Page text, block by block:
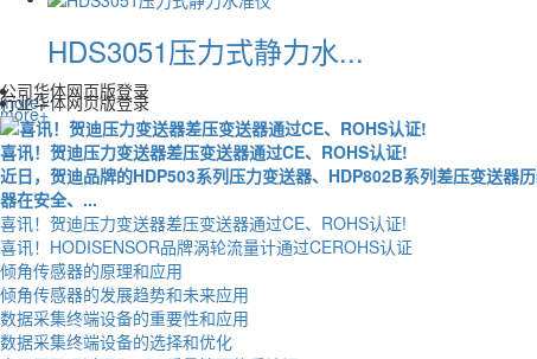
HDS3051压力式静力水...
公司华体网页版登录
more+
行业华体网页版登录
more+
喜讯！贺迪压力变送器差压变送器通过CE、ROHS认证!
近日，贺迪品牌的HDP503系列压力变送器、HDP802B系列差压变送器
器在安全、...
喜讯！贺迪压力变送器差压变送器通过CE、ROHS认证!
喜讯！HODISENSOR品牌涡轮流量计通过CEROHS认证
倾角传感器的原理和应用
倾角传感器的发展趋势和未来应用
数据采集终端设备的重要性和应用
数据采集终端设备的选择和优化